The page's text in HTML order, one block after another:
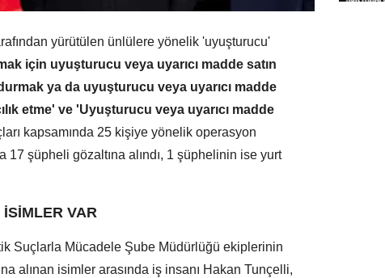
yürütülen ünlülere yönelik 'uyuşturucu'
için uyuşturucu veya uyarıcı madde satın
ya da uyuşturucu veya uyarıcı madde
etme' ve 'Uyuşturucu veya uyarıcı madde
kapsamında 25 kişiye yönelik operasyon
17 şüpheli gözaltına alındı, 1 şüphelinin ise yurt
VAR
Suçlarla Mücadele Şube Müdürlüğü ekiplerinin
alınan isimler arasında iş insanı Hakan Tunçelli,